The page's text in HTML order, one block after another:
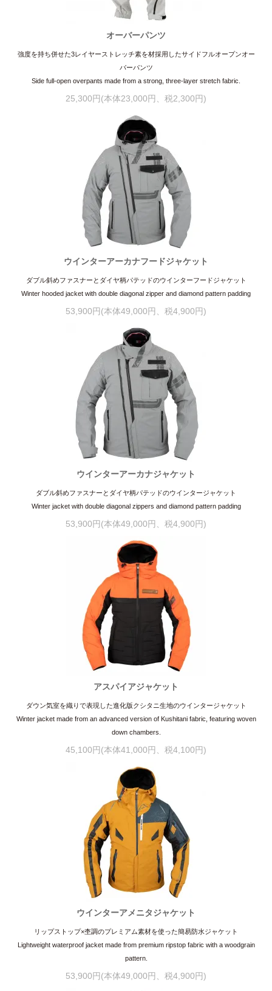
オーバーパンツ
強度を持ち併せた3レイヤーストレッチ素を材採用したサイドフルオープンオー
バーパンツ
Side full-open overpants made from a strong, three-layer stretch fabric.
25,300円(本体23,000円、税2,300円)
ウインターアーカナフードジャケット
ダブル斜めファスナーとダイヤ柄パテッドのウインターフードジャケット
Winter hooded jacket with double diagonal zipper and diamond pattern padding
53,900円(本体49,000円、税4,900円)
ウインターアーカナジャケット
ダブル斜めファスナーとダイヤ柄パテッドのウインタージャケット
Winter jacket with double diagonal zippers and diamond pattern padding
53,900円(本体49,000円、税4,900円)
アスパイアジャケット
ダウン気室を織りで表現した進化版クシタニ生地のウインタージャケット
Winter jacket made from an advanced version of Kushitani fabric, featuring woven
down chambers.
45,100円(本体41,000円、税4,100円)
ウインターアメニタジャケット
リップストップ×杢調のプレミアム素材を使った簡易防水ジャケット
Lightweight waterproof jacket made from premium ripstop fabric with a woodgrain
pattern.
53,900円(本体49,000円、税4,900円)